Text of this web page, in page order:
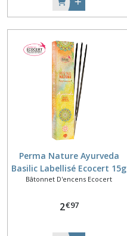
Perma Nature Ayurveda
Basilic Labellisé Ecocert 15g
Bâtonnet D'encens Ecocert
2€97